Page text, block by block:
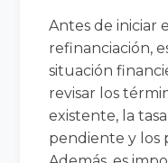
Antes de iniciar
refinanciación,
situación
revisar los
existente, la
pendiente y los